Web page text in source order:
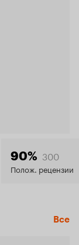
90% 300
Полож. рецензии
Все